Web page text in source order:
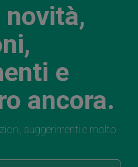
novità,
e
ancora.
suggerimenti e molto